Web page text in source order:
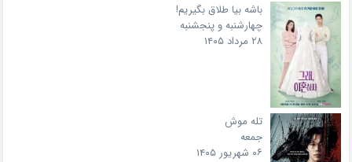
باشه بیا طلاق بگیریم!
چهارشنبه و پنجشنبه
۲۸ مرداد ۱۴۰۵
تله موش
جمعه
۰۶ شهریور ۱۴۰۵